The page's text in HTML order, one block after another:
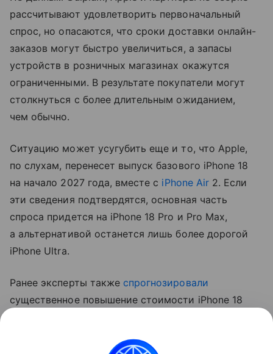
рассчитывают удовлетворить первоначальный
спрос, но опасаются, что сроки доставки онлайн-
заказов могут быстро увеличиться, а запасы
устройств в розничных магазинах окажутся
ограниченными. В результате покупатели могут
столкнуться с более длительным ожиданием,
чем обычно.
Ситуацию может усугубить еще и то, что Apple,
по слухам, перенесет выпуск базового iPhone 18
на начало 2027 года, вместе с iPhone Air2. Если
эти сведения подтвердятся, основная часть
спроса придется на iPhone 18 Pro и Pro Max,
а альтернативой останется лишь более дорогой
iPhone Ultra.
Ранее эксперты также спрогнозировали
существенное повышение стоимости iPhone 18